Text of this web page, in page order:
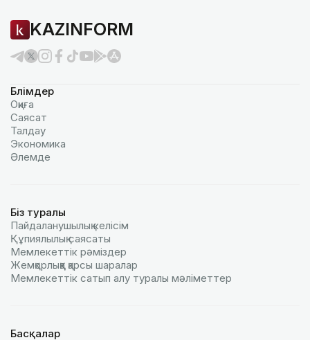
KAZINFORM
Бөлімдер
Оқиға
Саясат
Талдау
Экономика
Әлемде
Біз туралы
Пайдаланушылық келiciм
Құпиялылық саясаты
Мемлекеттік рәміздер
Жемқорлыққа қарсы шаралар
Мемлекеттік сатып алу туралы мәлiметтер
Басқалар